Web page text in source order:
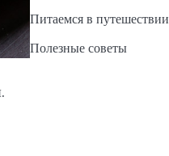
Питаемся в путешествии
Полезные советы